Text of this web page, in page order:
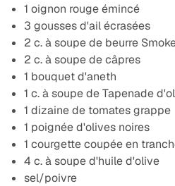
1 oignon rouge émincé
3 gousses d'ail écrasées
2 c. à soupe de beurre
2 c. à soupe de câpres
1 bouquet d'aneth
1 c. à soupe de Tapenade
1 dizaine de tomates grappe
1 poignée d'olives noires
1 courgette coupée en
4 c. à soupe d'huile d'olive
sel/poivre